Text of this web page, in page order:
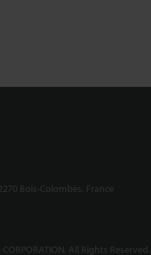
Bois-Colombes, France
All Rights Reserved.